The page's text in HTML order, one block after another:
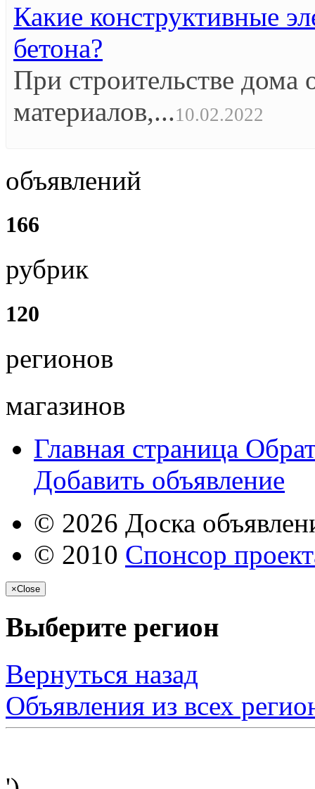
Какие конструктивные
бетона?
При строительстве
материалов,...10.02.2022
объявлений
166
рубрик
120
регионов
магазинов
Главная страница
Добавить объявление
© 2026 Доска
© 2010 Спонсор
×Close
Выберите регион
Вернуться назад
Объявления из всех